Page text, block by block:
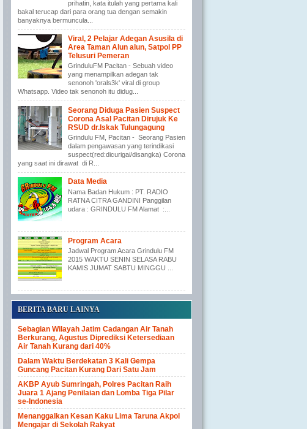
prihatin, kata itulah yang pertama kali
bakal terucap dari para orang tua dengan semakin
banyaknya bermuncula...
Viral, 2 Pelajar Adegan Asusila di
Area Taman Alun alun, Satpol PP
Telusuri Pemeran
GrinduluFM Pacitan - Sebuah video
yang menampilkan adegan tak
senonoh 'orals3k' viral di group
Whatsapp. Video tak senonoh itu didug...
Seorang Diduga Pasien Suspect
Corona Asal Pacitan Dirujuk Ke
RSUD dr.Iskak Tulungagung
Grindulu FM, Pacitan - Seorang Pasien
dalam pengawasan yang terindikasi
suspect(red:dicurigai/disangka) Corona
yang saat ini dirawat di R...
Data Media
Nama Badan Hukum : PT. RADIO
RATNA CITRA GANDINI Panggilan
udara : GRINDULU FM Alamat :...
Program Acara
Jadwal Program Acara Grindulu FM
2015 WAKTU SENIN SELASA RABU
KAMIS JUMAT SABTU MINGGU ...
BERITA BARU LAINYA
Sebagian Wilayah Jatim Cadangan Air Tanah
Berkurang, Agustus Diprediksi Ketersediaan
Air Tanah Kurang dari 40%
Dalam Waktu Berdekatan 3 Kali Gempa
Guncang Pacitan Kurang Dari Satu Jam
AKBP Ayub Sumringah, Polres Pacitan Raih
Juara 1 Ajang Penilaian dan Lomba Tiga Pilar
se-Indonesia
Menanggalkan Kesan Kaku Lima Taruna Akpol
Mengajar di Sekolah Rakyat